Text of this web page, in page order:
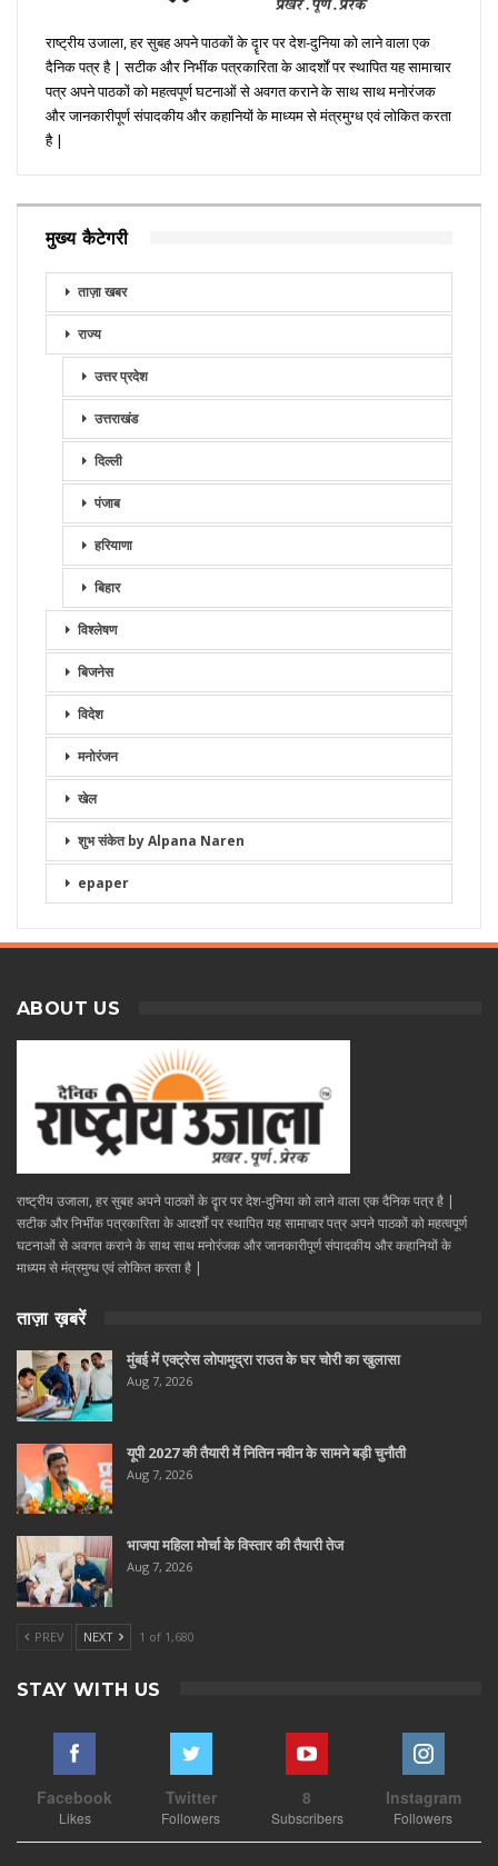
राष्ट्रीय उजाला, हर सुबह अपने पाठकों के दॄार पर देश-दुनिया को लाने वाला एक
दैनिक पत्र है | सटीक और निभींक पत्रकारिता के आदर्शों पर स्थापित यह सामाचार
पत्र अपने पाठकों को महत्वपूर्ण घटनाओं से अवगत कराने के साथ साथ मनोरंजक
और जानकारीपूर्ण संपादकीय और कहानियों के माध्यम से मंत्रमुग्ध एवं लोकित करता
है |
मुख्य कैटेगरी
ताज़ा खबर
राज्य
उत्तर प्रदेश
उत्तराखंड
दिल्ली
पंजाब
हरियाणा
बिहार
विश्लेषण
बिजनेस
विदेश
मनोरंजन
खेल
शुभ संकेत by Alpana Naren
epaper
ABOUT US
राष्ट्रीय उजाला, हर सुबह अपने पाठकों के दॄार पर देश-दुनिया को लाने वाला एक दैनिक पत्र है |
सटीक और निभींक पत्रकारिता के आदर्शों पर स्थापित यह सामाचार पत्र अपने पाठकों को महत्वपूर्ण
घटनाओं से अवगत कराने के साथ साथ मनोरंजक और जानकारीपूर्ण संपादकीय और कहानियों के
माध्यम से मंत्रमुग्ध एवं लोकित करता है |
ताज़ा ख़बरें
मुंबई में एक्ट्रेस लोपामुद्रा राउत के घर चोरी का खुलासा
Aug 7, 2026
यूपी 2027 की तैयारी में नितिन नवीन के सामने बड़ी चुनौती
Aug 7, 2026
भाजपा महिला मोर्चा के विस्तार की तैयारी तेज
Aug 7, 2026
PREV NEXT 1 of 1,680
STAY WITH US
Facebook
Likes
Twitter
Followers
8
Subscribers
Instagram
Followers